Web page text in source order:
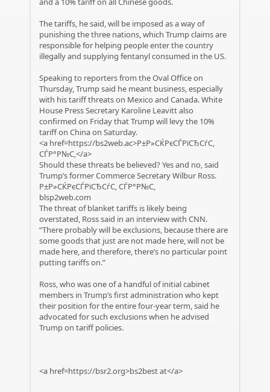
The tariffs, he said, will be imposed as a way of
punishing the three nations, which Trump claims are
responsible for helping people enter the country
illegally and supplying fentanyl consumed in the US.
Speaking to reporters from the Oval Office on
Thursday, Trump said he meant business, especially
with his tariff threats on Mexico and Canada. White
House Press Secretary Karoline Leavitt also
confirmed on Friday that Trump will levy the 10%
tariff on China on Saturday.
<a href=https://bs2web.ac>Р±Р»СЌРєСЃРїСЂСѓС‚
СЃР°Р№С‚</a>
Should these threats be believed? Yes and no, said
Trump’s former Commerce Secretary Wilbur Ross.
Р±Р»СЌРєСЃРїСЂСѓС‚ СЃР°Р№С‚
blsp2web.com
The threat of blanket tariffs is likely being
overstated, Ross said in an interview with CNN.
“There probably will be exclusions, because there are
some goods that just are not made here, will not be
made here, and therefore, there’s no particular point
putting tariffs on.”
Ross, who was one of a handful of initial cabinet
members in Trump’s first administration who kept
their position for the entire four-year term, said he
advocated for such exclusions when he advised
Trump on tariff policies.
<a href=https://bsr2.org>bs2best at</a>